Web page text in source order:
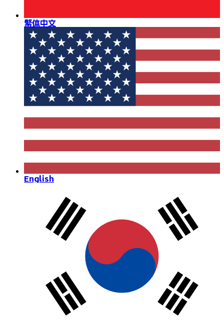
繁体中文
English